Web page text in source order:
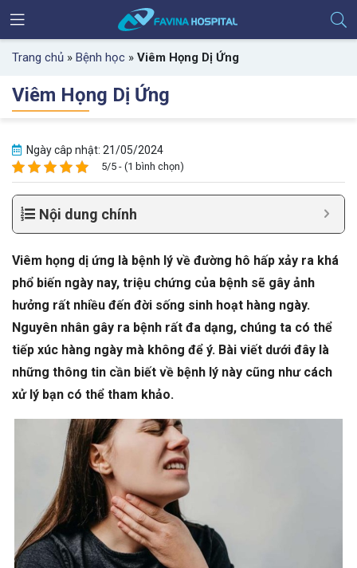
Trang chủ » Bệnh học » Viêm Họng Dị Ứng
Viêm Họng Dị Ứng
Ngày câp nhật: 21/05/2024
5/5 - (1 bình chọn)
Nội dung chính
Viêm họng dị ứng là bệnh lý về đường hô hấp xảy ra khá
phổ biến ngày nay, triệu chứng của bệnh sẽ gây ảnh
hưởng rất nhiều đến đời sống sinh hoạt hàng ngày.
Nguyên nhân gây ra bệnh rất đa dạng, chúng ta có thể
tiếp xúc hàng ngày mà không để ý. Bài viết dưới đây là
những thông tin cần biết về bệnh lý này cũng như cách
xử lý bạn có thể tham khảo.